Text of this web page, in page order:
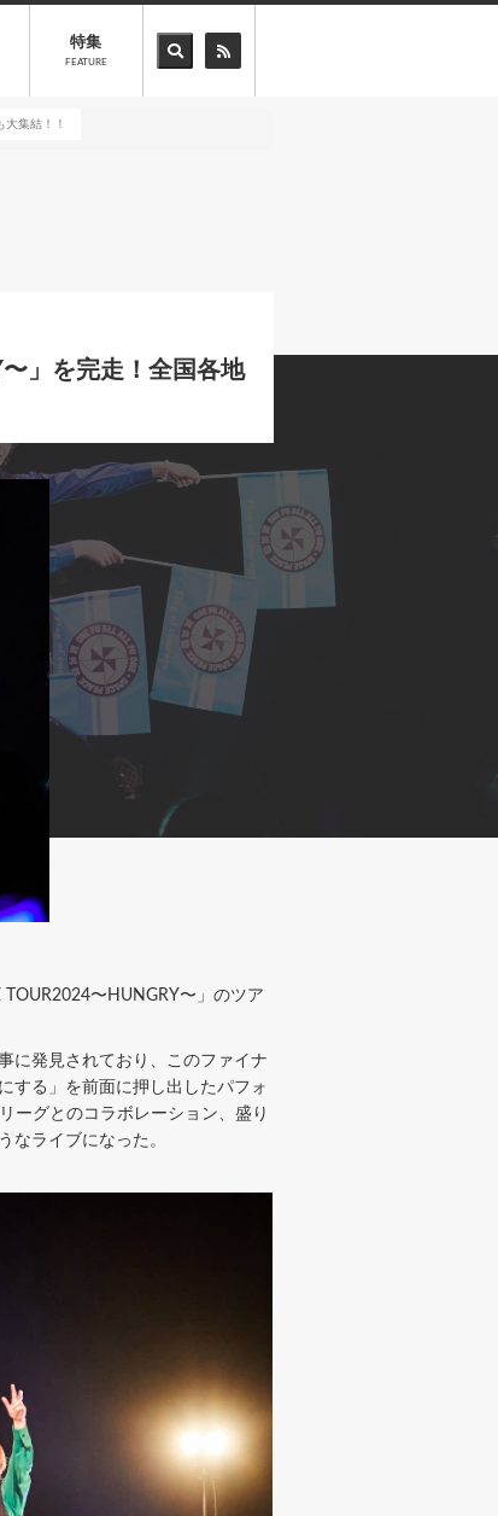
特集
FEATURE
集結！！
」を完走！全国各地
〜HUNGRY〜」のツア
に発見されており、このファイナ
する」を前面に押し出したパフォ
ーグとのコラボレーション、盛り
なライブになった。